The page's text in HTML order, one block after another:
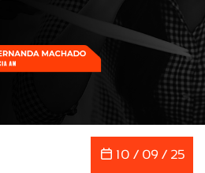
10 / 09 / 25